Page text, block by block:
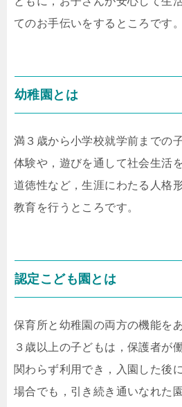
てのお手伝いをするところです。
幼稚園とは
満３歳から小学校就学前までの
体験や，遊びを通して社会生活
道徳性など，生涯にわたる人格
教育を行うところです。
認定こども園とは
保育所と幼稚園の両方の機能を
３歳以上の子どもは，保護者が
関わらず利用でき，入園した後
場合でも，引き続き通いなれた